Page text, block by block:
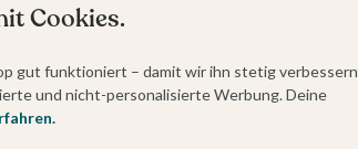
Cookies.
gut funktioniert – damit wir ihn stetig verbessern
und nicht-personalisierte Werbung. Deine